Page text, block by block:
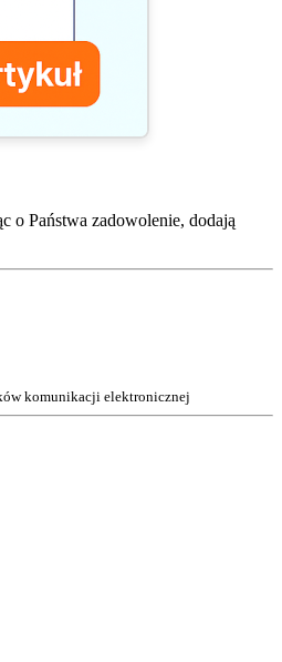
o Państwa zadowolenie, dodają
komunikacji elektronicznej